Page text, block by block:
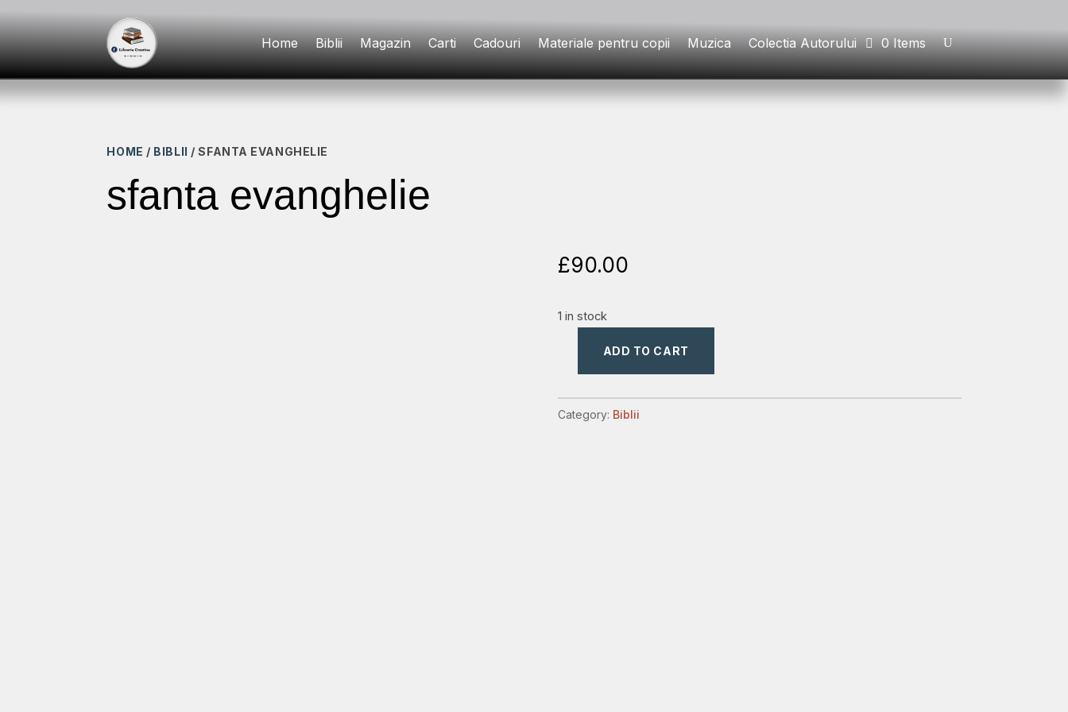
Home Biblii Magazin Carti Cadouri Materiale pentru copii Muzica Colectia Autorului 0 Items
HOME / BIBLII / SFANTA EVANGHELIE
sfanta evanghelie
£90.00
1 in stock
ADD TO CART
Category: Biblii